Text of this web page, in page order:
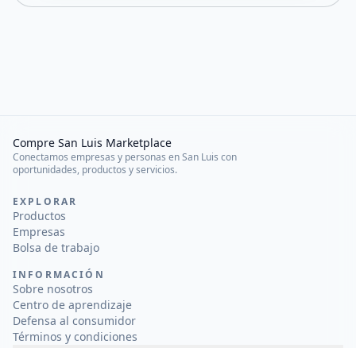
Compre San Luis Marketplace
Conectamos empresas y personas en San Luis con
oportunidades, productos y servicios.
EXPLORAR
Productos
Empresas
Bolsa de trabajo
INFORMACIÓN
Sobre nosotros
Centro de aprendizaje
Defensa al consumidor
Términos y condiciones